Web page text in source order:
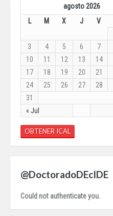
agosto 2026
L
M X J V
« Jul
3
4 5 6 7
10
11 12 13 14
17
18 19 20 21
24
25 26 27 28
31
OBTENER ICAL
@DoctoradoDEcIDE
Could not authenticate you.